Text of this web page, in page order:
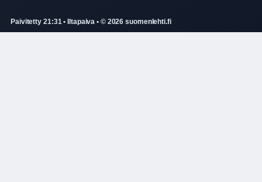
Paivitetty 21:31 • Iltapaiva • © 2026 suomenlehti.fi